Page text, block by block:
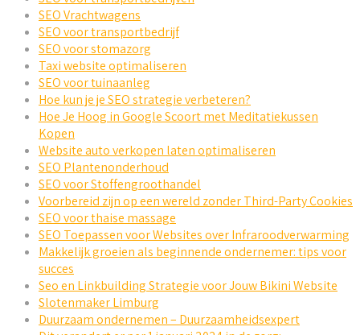
SEO Vrachtwagens
SEO voor transportbedrijf
SEO voor stomazorg
Taxi website optimaliseren
SEO voor tuinaanleg
Hoe kun je je SEO strategie verbeteren?
Hoe Je Hoog in Google Scoort met Meditatiekussen
Kopen
Website auto verkopen laten optimaliseren
SEO Plantenonderhoud
SEO voor Stoffengroothandel
Voorbereid zijn op een wereld zonder Third-Party Cookies
SEO voor thaise massage
SEO Toepassen voor Websites over Infraroodverwarming
Makkelijk groeien als beginnende ondernemer: tips voor
succes
Seo en Linkbuilding Strategie voor Jouw Bikini Website
Slotenmaker Limburg
Duurzaam ondernemen – Duurzaamheidsexpert